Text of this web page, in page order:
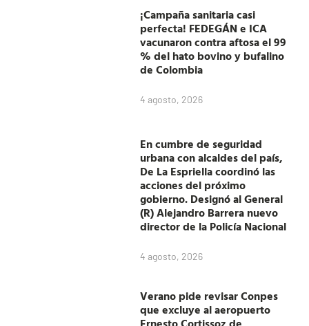
¡Campaña sanitaria casi
perfecta! FEDEGÁN e ICA
vacunaron contra aftosa el 99
% del hato bovino y bufalino
de Colombia
4 agosto, 2026
En cumbre de seguridad
urbana con alcaldes del país,
De La Espriella coordinó las
acciones del próximo
gobierno. Designó al General
(R) Alejandro Barrera nuevo
director de la Policía Nacional
4 agosto, 2026
Verano pide revisar Conpes
que excluye al aeropuerto